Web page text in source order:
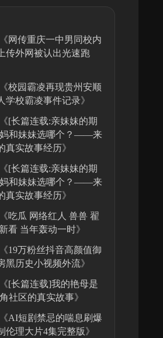
网传重庆一中男同校内
传外网被认出光速跑
校园霸凌再现贵州安顺
学校霸凌事件记录》
[长篇连载:亲妹妹的期
和妹妹选哪个？——来
真实故事经历》
[长篇连载:亲妹妹的期
和妹妹选哪个？——来
真实故事经历》
吃瓜 网络红人 兽兽 翟
看 当年轰动一时》
19万粉丝抖音高颜值御
黑历史小视频外流》
[长篇连载]我的艳母是
社区的真实故事》
AI短剧禁忌的喘息刷爆
伦理大片4集完整版》